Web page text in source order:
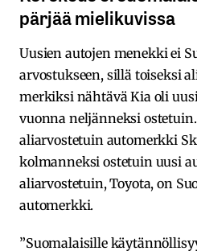
pärjää mielikuvissa
Uusien autojen menekki ei
arvostukseen, sillä toiseksi
merkiksi nähtävä Kia oli
vuonna neljänneksi
aliarvostetuin automerkki
kolmanneksi ostetuin uusi
aliarvostetuin, Toyota, on
automerkki.
”Suomalaisille